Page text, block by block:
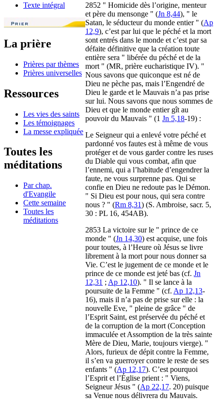
Texte intégral
La prière
Prières par thèmes
Prières universelles
Ressources
Les vies des saints
Les témoignages
La messe expliquée
Toutes les
méditations
Par chap.
d'Evangile
Cette semaine
Toutes les
méditations
2852 " Homicide dès l’origine, menteur
et père du mensonge " (Jn 8,44), " le
Satan, le séducteur du monde entier " (Ap
12,9), c’est par lui que le péché et la mort
sont entrés dans le monde et c’est par sa
défaite définitive que la création toute
entière sera " libérée du péché et de la
mort " (MR, prière eucharistique IV). "
Nous savons que quiconque est né de
Dieu ne pèche pas, mais l’Engendré de
Dieu le garde et le Mauvais n’a pas prise
sur lui. Nous savons que nous sommes de
Dieu et que le monde entier gît au
pouvoir du Mauvais " (1 Jn 5,18-19) :
Le Seigneur qui a enlevé votre péché et
pardonné vos fautes est à même de vous
protéger et de vous garder contre les ruses
du Diable qui vous combat, afin que
l’ennemi, qui a l’habitude d’engendrer la
faute, ne vous surprenne pas. Qui se
confie en Dieu ne redoute pas le Démon.
" Si Dieu est pour nous, qui sera contre
nous ? " (Rm 8,31) (S. Ambroise, sacr. 5,
30 : PL 16, 454AB).
2853 La victoire sur le " prince de ce
monde " (Jn 14,30) est acquise, une fois
pour toutes, à l’Heure où Jésus se livre
librement à la mort pour nous donner sa
Vie. C’est le jugement de ce monde et le
prince de ce monde est jeté bas (cf. Jn
12,31 ; Ap 12,10). " Il se lance à la
poursuite de la Femme " (cf. Ap 12,13-
16), mais il n’a pas de prise sur elle : la
nouvelle Eve, " pleine de grâce " de
l’Esprit Saint, est préservée du péché et
de la corruption de la mort (Conception
immaculée et Assomption de la très sainte
Mère de Dieu, Marie, toujours vierge). "
Alors, furieux de dépit contre la Femme,
il s’en va guerroyer contre le reste de ses
enfants " (Ap 12,17). C’est pourquoi
l’Esprit et l’Église prient : " Viens,
Seigneur Jésus " (Ap 22,17. 20) puisque
sa Venue nous délivrera du Mauvais.